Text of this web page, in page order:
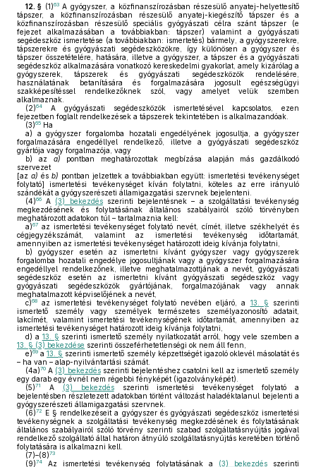
12. § (1)63A gyógyszer, a közfinanszírozásban részesülő anyatej-helyettesítő
tápszer, a közfinanszírozásban részesülő anyatej-kiegészítő tápszer és a
közfinanszírozásban részesülő speciális gyógyászati célra szánt tápszer (e
fejezet alkalmazásában a továbbiakban: tápszer) valamint a gyógyászati
segédeszköz ismertetése (a továbbiakban: ismertetés) bármely, a gyógyszerekre,
tápszerekre és gyógyászati segédeszközökre, így különösen a gyógyszer és
tápszer összetételére, hatására, illetve a gyógyszer, a tápszer és a gyógyászati
segédeszköz alkalmazására vonatkozó kereskedelmi gyakorlat, amely kizárólag a
gyógyszerek, tápszerek és gyógyászati segédeszközök rendelésére,
használatának betanítására és forgalmazására jogosult egészségügyi
szakképesítéssel rendelkezőknek szól, vagy amelyet velük szemben
alkalmaznak.
(2)64
A gyógyászati segédeszközök ismertetésével kapcsolatos, ezen
fejezetben foglalt rendelkezések a tápszerek tekintetében is alkalmazandóak.
(3)65 Ha
a) a gyógyszer forgalomba hozatali engedélyének jogosultja, a gyógyszer
forgalmazására engedéllyel rendelkező, illetve a gyógyászati segédeszköz
gyártója vagy forgalmazója, vagy
b) az a) pontban meghatározottak megbízása alapján más gazdálkodó
szervezet
[az a) és b) pontban jelzettek a továbbiakban együtt: ismertetési tevékenységet
folytató] ismertetési tevékenységet kíván folytatni, köteles az erre irányuló
szándékát a gyógyszerészeti államigazgatási szervnek bejelenteni.
(4)66 A (3) bekezdésszerinti bejelentésnek – a szolgáltatási tevékenység
megkezdésének és folytatásának általános szabályairól szóló törvényben
meghatározott adatokon túl – tartalmaznia kell:
a)67 az ismertetési tevékenységet folytató nevét, címét, illetve székhelyét és
cégjegyzékszámát, valamint az ismertetési tevékenység időtartamát,
amennyiben az ismertetési tevékenységet határozott ideig kívánja folytatni,
b) gyógyszer esetén az ismertetni kívánt gyógyszer vagy gyógyszerek
forgalomba hozatali engedélye jogosultjának vagy a gyógyszer forgalmazására
engedéllyel rendelkezőnek, illetve meghatalmazottjának a nevét, gyógyászati
segédeszköz esetén az ismertetni kívánt gyógyászati segédeszköz vagy
gyógyászati segédeszközök gyártójának, forgalmazójának vagy annak
meghatalmazott képviselőjének a nevét,
c)68 az ismertetési tevékenységet folytató nevében eljáró, a 13. § szerinti
ismertető személy vagy személyek természetes személyazonosító adatait,
lakcímét, valamint ismertetési tevékenységének időtartamát, amennyiben az
ismertetési tevékenységet határozott ideig kívánja folytatni,
d) a 13. § szerinti ismertető személy nyilatkozatát arról, hogy vele szemben a
13. § (3) bekezdése szerinti összeférhetetlenségi ok nem áll fenn,
e)69 a13. § szerinti ismertető személy képzettségét igazoló oklevél másolatát és
– ha van – alap-nyilvántartási számát.
(4a)70 A (3) bekezdésszerinti bejelentéshez csatolni kell az ismertető személy
egy darab egy évnél nem régebbi fényképét (igazolványképét).
(5)71 A (3) bekezdésszerinti ismertetési tevékenységet folytató a
bejelentésben részletezett adatokban történt változást haladéktalanul bejelenti a
gyógyszerészeti államigazgatási szervnek.
(6)72
E § rendelkezéseit a gyógyszer és gyógyászati segédeszköz ismertetési
tevékenységnek a szolgáltatási tevékenység megkezdésének és folytatásának
általános szabályairól szóló törvény szerinti szabad szolgáltatásnyújtás jogával
rendelkező szolgáltató által határon átnyúló szolgáltatásnyújtás keretében történő
folytatására is alkalmazni kell.
(7)–(8)73
(9)74 Az ismertetési tevékenység folytatásának a (3) bekezdésszerinti